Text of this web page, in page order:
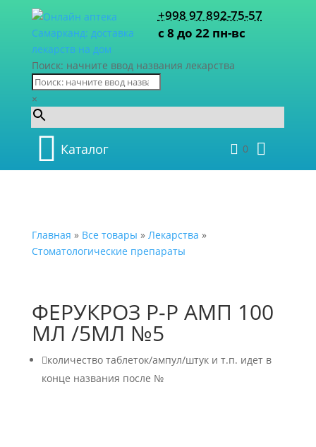
+998 97 892-75-57
с 8 до 22 пн-вс
Поиск: начните ввод названия лекарства
×
Каталог 0
Главная » Все товары » Лекарства »
Стоматологические препараты
ФЕРУКРОЗ Р-Р АМП 100
МЛ /5МЛ №5
количество таблеток/ампул/штук и т.п. идет в
конце названия после №